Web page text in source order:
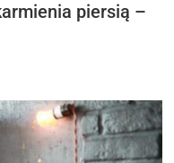
piersią –